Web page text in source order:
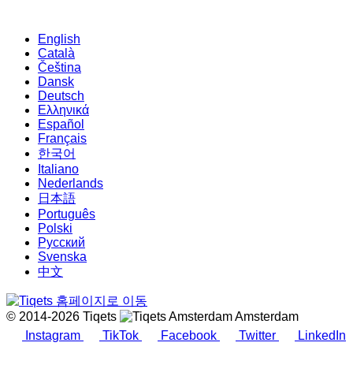
English
Català
Čeština
Dansk
Deutsch
Ελληνικά
Español
Français
한국어
Italiano
Nederlands
日本語
Português
Polski
Русский
Svenska
中文
© 2014-2026 Tiqets
Amsterdam
Instagram
TikTok Facebook Twitter LinkedIn